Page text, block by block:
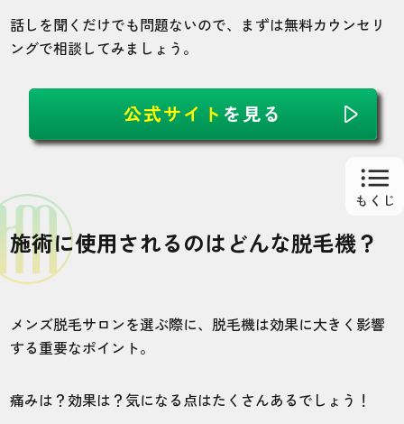
ほどで自己処理が必要なくなってかなり嬉
しいです。
30代・はまかぜさん
5.0
4
予約
5
店舗 施術部位
ったので良かったのです。
話しを聞くだけでも問題ないので、まずは無料カウンセリ
ングで相談してみましょう。
公式サイト を見る
施術に使用されるのはどんな脱毛機？
メンズ脱毛サロンを選ぶ際に、脱毛機は効果に大きく影響
する重要なポイント。
痛みは？効果は？気になる点はたくさんあるでしょう！